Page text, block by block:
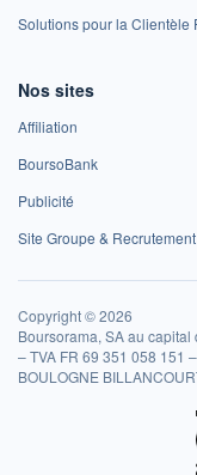
Solutions pour la Clientèle
Nos sites
Affiliation
BoursoBank
Publicité
Site Groupe & Recrutement
Copyright © 2026
Boursorama, SA au
– TVA FR 69 351 058 151
BOULOGNE